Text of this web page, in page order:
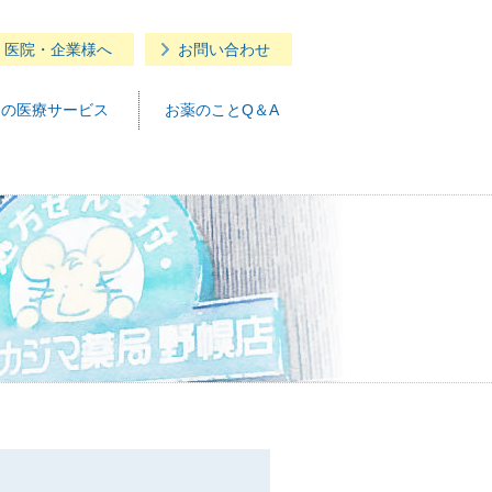
医療サービス お薬のことQ＆A
医院・企業様へ お問い合わせ